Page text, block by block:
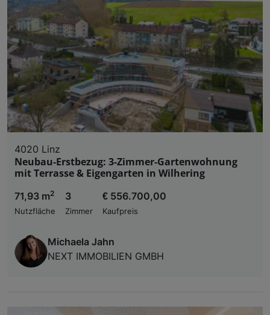
4020 Linz
Neubau-Erstbezug: 3-Zimmer-Gartenwohnung
mit Terrasse & Eigengarten in Wilhering
71,93 m2
Nutzfläche
3
Zimmer
€ 556.700,00
Kaufpreis
Michaela Jahn
NEXT IMMOBILIEN GMBH